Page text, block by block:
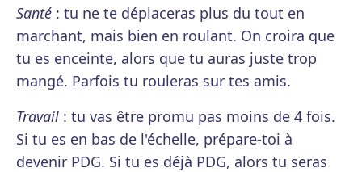
Santé : tu ne te déplaceras plus du tout en
marchant, mais bien en roulant. On croira que
tu es enceinte, alors que tu auras juste trop
mangé. Parfois tu rouleras sur tes amis.
Travail : tu vas être promu pas moins de 4 fois.
Si tu es en bas de l'échelle, prépare-toi à
devenir PDG. Si tu es déjà PDG, alors tu seras